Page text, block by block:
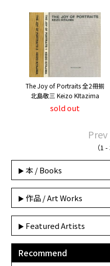
The Joy of Portraits 全2冊揃
北島敬三 Keizo KItazima
sold out
Prev
（1
本 / Books
作品 / Art Works
Featured Artists
Recommend